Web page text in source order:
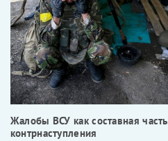
Жалобы ВСУ как составная часть
контрнаступления